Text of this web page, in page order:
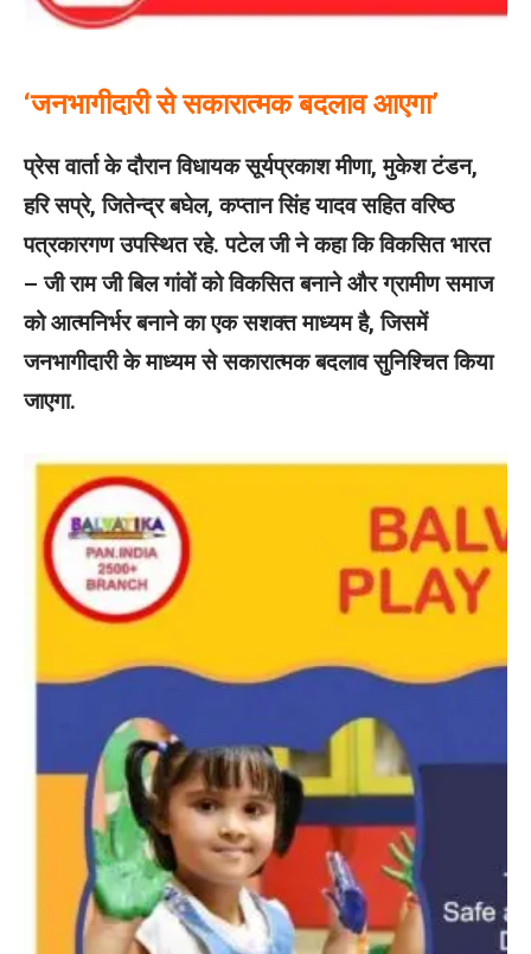
‘जनभागीदारी से सकारात्मक बदलाव आएगा’
प्रेस वार्ता के दौरान विधायक सूर्यप्रकाश मीणा, मुकेश टंडन,
हरि सप्रे, जितेन्द्र बघेल, कप्तान सिंह यादव सहित वरिष्ठ
पत्रकारगण उपस्थित रहे. पटेल जी ने कहा कि विकसित भारत
– जी राम जी बिल गांवों को विकसित बनाने और ग्रामीण समाज
को आत्मनिर्भर बनाने का एक सशक्त माध्यम है, जिसमें
जनभागीदारी के माध्यम से सकारात्मक बदलाव सुनिश्चित किया
जाएगा.